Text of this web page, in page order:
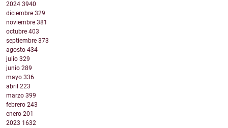
2024 3940
diciembre 329
noviembre 381
octubre 403
septiembre 373
agosto 434
julio 329
junio 289
mayo 336
abril 223
marzo 399
febrero 243
enero 201
2023 1632